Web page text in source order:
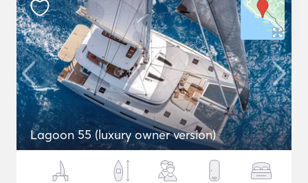
Lagoon 55 (luxury owner version)